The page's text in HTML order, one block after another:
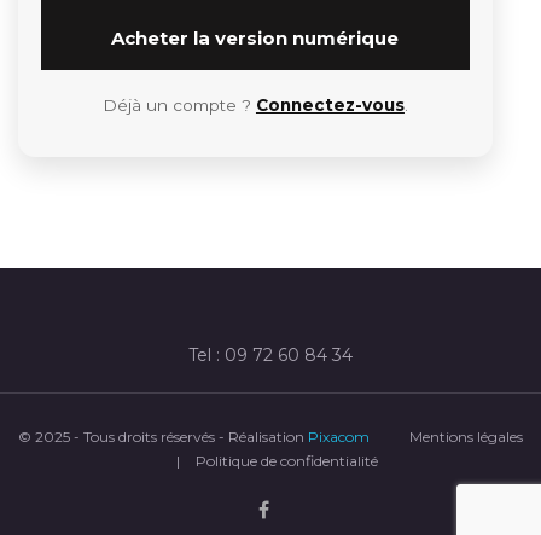
Acheter la version numérique
Déjà un compte ? Connectez-vous.
Tel : 09 72 60 84 34
© 2025 - Tous droits réservés - Réalisation Pixacom
Mentions légales
|
Politique de confidentialité